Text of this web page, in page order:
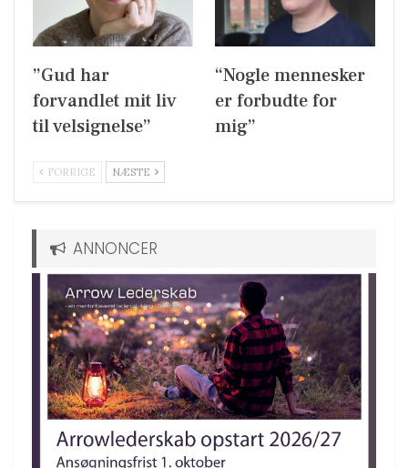
”Gud har
forvandlet mit liv
til velsignelse”
“Nogle mennesker
er forbudte for
mig”
FORRIGE NÆSTE
ANNONCER